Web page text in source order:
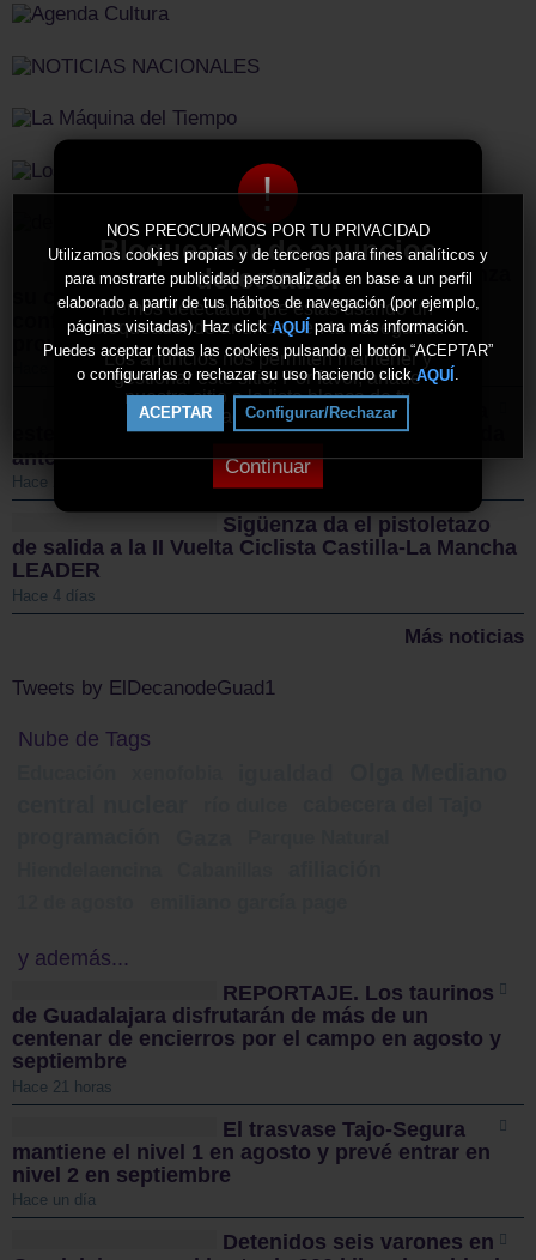
!
Bloqueador de anuncios
detectado!
Hemos detectado que estás usando un
bloqueador de anuncios en tu navegador.
Los anuncios nos permiten mantener y
gestionar este sitio. Por favor, añade
nuestro sitio a la lista blanca de tu
bloqueador de anuncios.
Continuar
NOS PREOCUPAMOS POR TU PRIVACIDAD
Utilizamos cookies propias y de terceros para fines analíticos y
para mostrarte publicidad personalizada en base a un perfil
elaborado a partir de tus hábitos de navegación (por ejemplo,
páginas visitadas). Haz click AQUÍ para más información.
Puedes aceptar todas las cookies pulsando el botón “ACEPTAR”
o configurarlas o rechazar su uso haciendo click AQUÍ .
ACEPTAR Configurar/Rechazar
El Sporting Cabanillas lanza
su campaña de abonados y mantiene la
confianza en Alfonso Gutiérrez para el nuevo
proyecto
Hace 2 días
El CD Guadalajara afronta
este sábado un nuevo examen de pretemporada
ante el CD Toledo
Hace 2 días
Sigüenza da el pistoletazo
de salida a la II Vuelta Ciclista Castilla-La Mancha
LEADER
Hace 4 días
Más noticias
Tweets by ElDecanodeGuad1
Nube de Tags
y además...
REPORTAJE. Los taurinos
de Guadalajara disfrutarán de más de un
centenar de encierros por el campo en agosto y
septiembre
Hace 21 horas
El trasvase Tajo-Segura
mantiene el nivel 1 en agosto y prevé entrar en
nivel 2 en septiembre
Hace un día
Detenidos seis varones en